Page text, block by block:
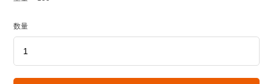
数量